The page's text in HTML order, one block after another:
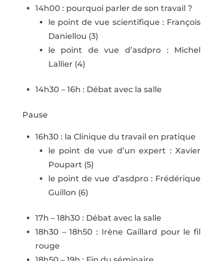
14h00 : pourquoi parler de son travail ?
le point de vue scientifique : François
Daniellou (3)
le point de vue d’asdpro : Michel
Lallier (4)
14h30 – 16h : Débat avec la salle
Pause
16h30 : la Clinique du travail en pratique
le point de vue d’un expert : Xavier
Poupart (5)
le point de vue d’asdpro : Frédérique
Guillon (6)
17h – 18h30 : Débat avec la salle
18h30 – 18h50 : Irène Gaillard pour le fil
rouge